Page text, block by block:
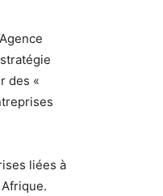
des «
liées à